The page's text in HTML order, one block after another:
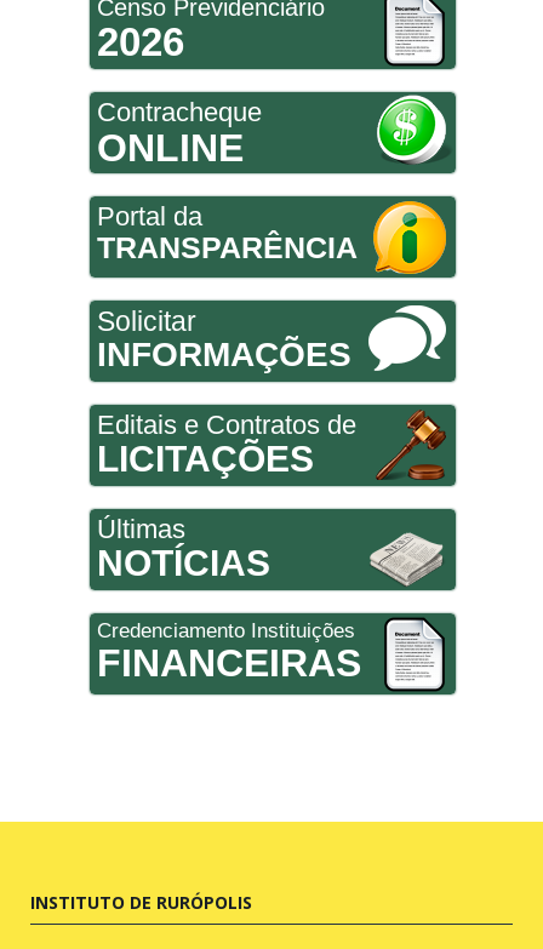
Censo Previdenciário
2026
Contracheque
ONLINE
Portal da
TRANSPARÊNCIA
Solicitar
INFORMAÇÕES
Editais e Contratos de
LICITAÇÕES
Últimas
NOTÍCIAS
Credenciamento Instituições
FINANCEIRAS
INSTITUTO DE RURÓPOLIS